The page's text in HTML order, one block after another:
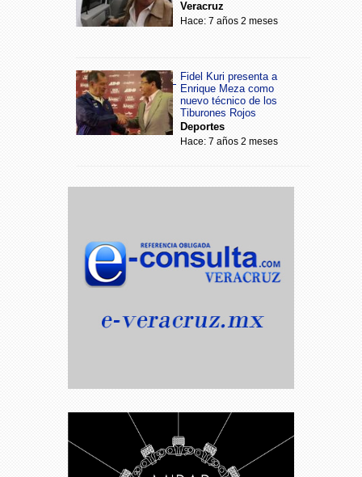
Veracruz
Hace: 7 años 2 meses
Fidel Kuri presenta a
Enrique Meza como
nuevo técnico de los
Tiburones Rojos
Deportes
Hace: 7 años 2 meses